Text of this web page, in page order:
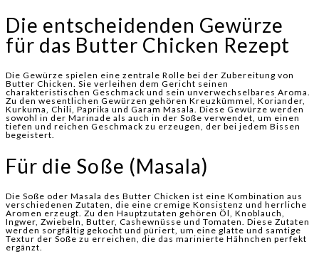
Die entscheidenden Gewürze
für das Butter Chicken Rezept
Die Gewürze spielen eine zentrale Rolle bei der Zubereitung von
Butter Chicken. Sie verleihen dem Gericht seinen
charakteristischen Geschmack und sein unverwechselbares Aroma.
Zu den wesentlichen Gewürzen gehören Kreuzkümmel, Koriander,
Kurkuma, Chili, Paprika und Garam Masala. Diese Gewürze werden
sowohl in der Marinade als auch in der Soße verwendet, um einen
tiefen und reichen Geschmack zu erzeugen, der bei jedem Bissen
begeistert.
Für die Soße (Masala)
Die Soße oder Masala des Butter Chicken ist eine Kombination aus
verschiedenen Zutaten, die eine cremige Konsistenz und herrliche
Aromen erzeugt. Zu den Hauptzutaten gehören Öl, Knoblauch,
Ingwer, Zwiebeln, Butter, Cashewnüsse und Tomaten. Diese Zutaten
werden sorgfältig gekocht und püriert, um eine glatte und samtige
Textur der Soße zu erreichen, die das marinierte Hähnchen perfekt
ergänzt.